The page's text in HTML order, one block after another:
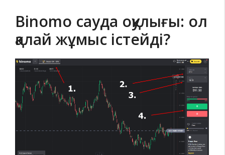
Binomo сауда оқулығы: ол
қалай жұмыс істейді?